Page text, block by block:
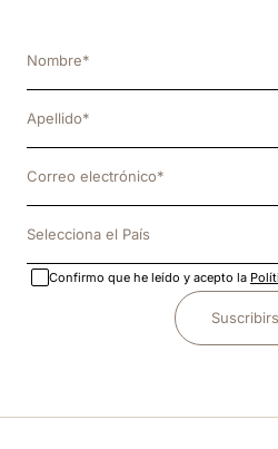
Selecciona el País
Confirmo que he leído y acepto la